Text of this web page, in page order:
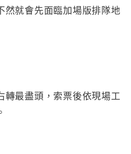
然就會先面臨加場版排隊地
轉最盡頭，索票後依現場工